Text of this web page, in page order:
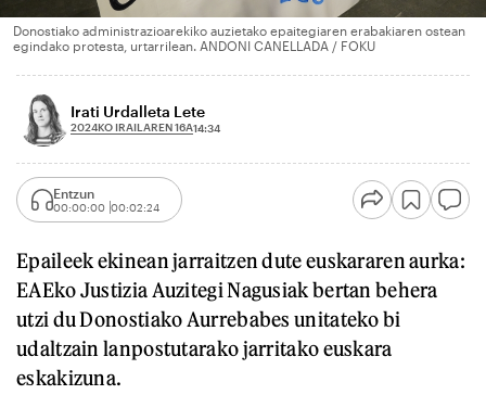
Donostiako administrazioarekiko auzietako epaitegiaren erabakiaren ostean
egindako protesta, urtarrilean. ANDONI CANELLADA / FOKU
Irati Urdalleta Lete
2024KO IRAILAREN 16A14:34
Entzun
00:00:00 00:02:24
Epaileek ekinean jarraitzen dute euskararen aurka:
EAEko Justizia Auzitegi Nagusiak bertan behera
utzi du Donostiako Aurrebabes unitateko bi
udaltzain lanpostutarako jarritako euskara
eskakizuna.